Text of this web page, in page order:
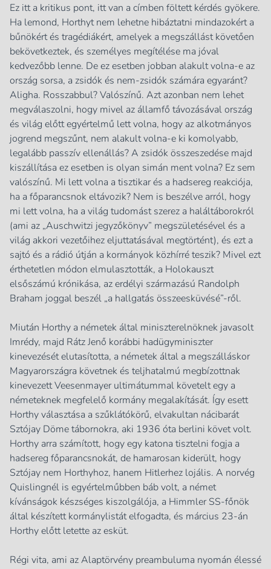
Ez itt a kritikus pont, itt van a címben föltett kérdés gyökere.
Ha lemond, Horthyt nem lehetne hibáztatni mindazokért a
bűnökért és tragédiákért, amelyek a megszállást követően
bekövetkeztek, és személyes megítélése ma jóval
kedvezőbb lenne. De ez esetben jobban alakult volna-e az
ország sorsa, a zsidók és nem-zsidók számára egyaránt?
Aligha. Rosszabbul? Valószínű. Azt azonban nem lehet
megválaszolni, hogy mivel az államfő távozásával ország
és világ előtt egyértelmű lett volna, hogy az alkotmányos
jogrend megszűnt, nem alakult volna-e ki komolyabb,
legalább passzív ellenállás? A zsidók összeszedése majd
kiszállítása ez esetben is olyan simán ment volna? Ez sem
valószínű. Mi lett volna a tisztikar és a hadsereg reakciója,
ha a főparancsnok eltávozik? Nem is beszélve arról, hogy
mi lett volna, ha a világ tudomást szerez a haláltáborokról
(ami az „Auschwitzi jegyzőkönyv” megszületésével és a
világ akkori vezetőihez eljuttatásával megtörtént), és ezt a
sajtó és a rádió útján a kormányok közhírré teszik? Mivel ezt
érthetetlen módon elmulasztották, a Holokauszt
elsőszámú krónikása, az erdélyi származású Randolph
Braham joggal beszél „a hallgatás összeesküvésé”-ről.
Miután Horthy a németek által miniszterelnöknek javasolt
Imrédy, majd Rátz Jenő korábbi hadügyminiszter
kinevezését elutasította, a németek által a megszálláskor
Magyarországra követnek és teljhatalmú megbízottnak
kinevezett Veesenmayer ultimátummal követelt egy a
németeknek megfelelő kormány megalakítását. Így esett
Horthy választása a szűklátókörű, elvakultan nácibarát
Sztójay Döme tábornokra, aki 1936 óta berlini követ volt.
Horthy arra számított, hogy egy katona tisztelni fogja a
hadsereg főparancsnokát, de hamarosan kiderült, hogy
Sztójay nem Horthyhoz, hanem Hitlerhez lojális. A norvég
Quislingnél is egyértelműbben báb volt, a német
kívánságok készséges kiszolgálója, a Himmler SS-főnök
által készített kormánylistát elfogadta, és március 23-án
Horthy előtt letette az esküt.
Régi vita, ami az Alaptörvény preambuluma nyomán élessé